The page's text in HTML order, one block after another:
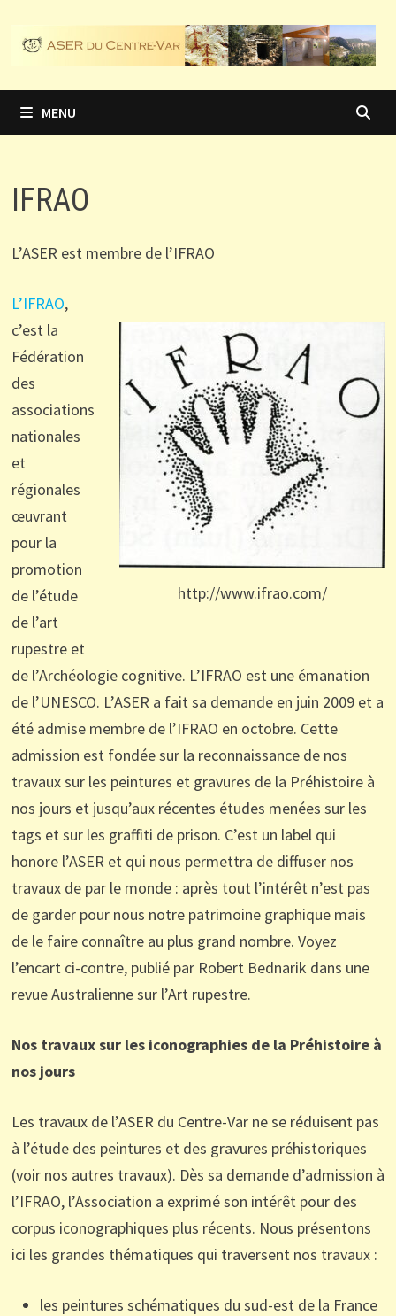
contenu
MENU
IFRAO
L’ASER est membre de l’IFRAO
http://www.ifrao.com/
L’IFRAO,
c’est la
Fédération
des
associations
nationales
et
régionales
œuvrant
pour la
promotion
de l’étude
de l’art
rupestre et
de l’Archéologie cognitive. L’IFRAO est une émanation
de l’UNESCO. L’ASER a fait sa demande en juin 2009 et a
été admise membre de l’IFRAO en octobre. Cette
admission est fondée sur la reconnaissance de nos
travaux sur les peintures et gravures de la Préhistoire à
nos jours et jusqu’aux récentes études menées sur les
tags et sur les graffiti de prison. C’est un label qui
honore l’ASER et qui nous permettra de diffuser nos
travaux de par le monde : après tout l’intérêt n’est pas
de garder pour nous notre patrimoine graphique mais
de le faire connaître au plus grand nombre. Voyez
l’encart ci-contre, publié par Robert Bednarik dans une
revue Australienne sur l’Art rupestre.
Nos travaux sur les iconographies de la Préhistoire à
nos jours
Les travaux de l’ASER du Centre-Var nese réduisent pas
à l’étude des peintures et des gravures préhistoriques
(voir nos autres travaux). Dès sa demande d’admission à
l’IFRAO, l’Association a expriméson intérêt pour des
corpus iconographiques plus récents. Nous présentons
ici les grandes thématiques qui traversent nos travaux :
les peintures schématiques du sud-est de la France